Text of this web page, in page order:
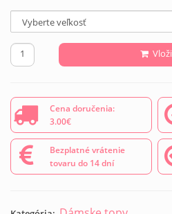
Cena doručenia:
3.00€
Bezplatné vrátenie
tovaru do 14 dní